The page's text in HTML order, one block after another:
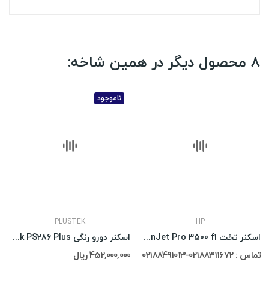
8 محصول دیگر در همین شاخه:
ناموجود
PLUSTEK
اسکنر دورو رنگی Plustek PS286 Plus
452,000,000 ریال
HP
اسکنر تخت HP ScanJet Pro 3500 f1
تماس : 02188311672-02188491013